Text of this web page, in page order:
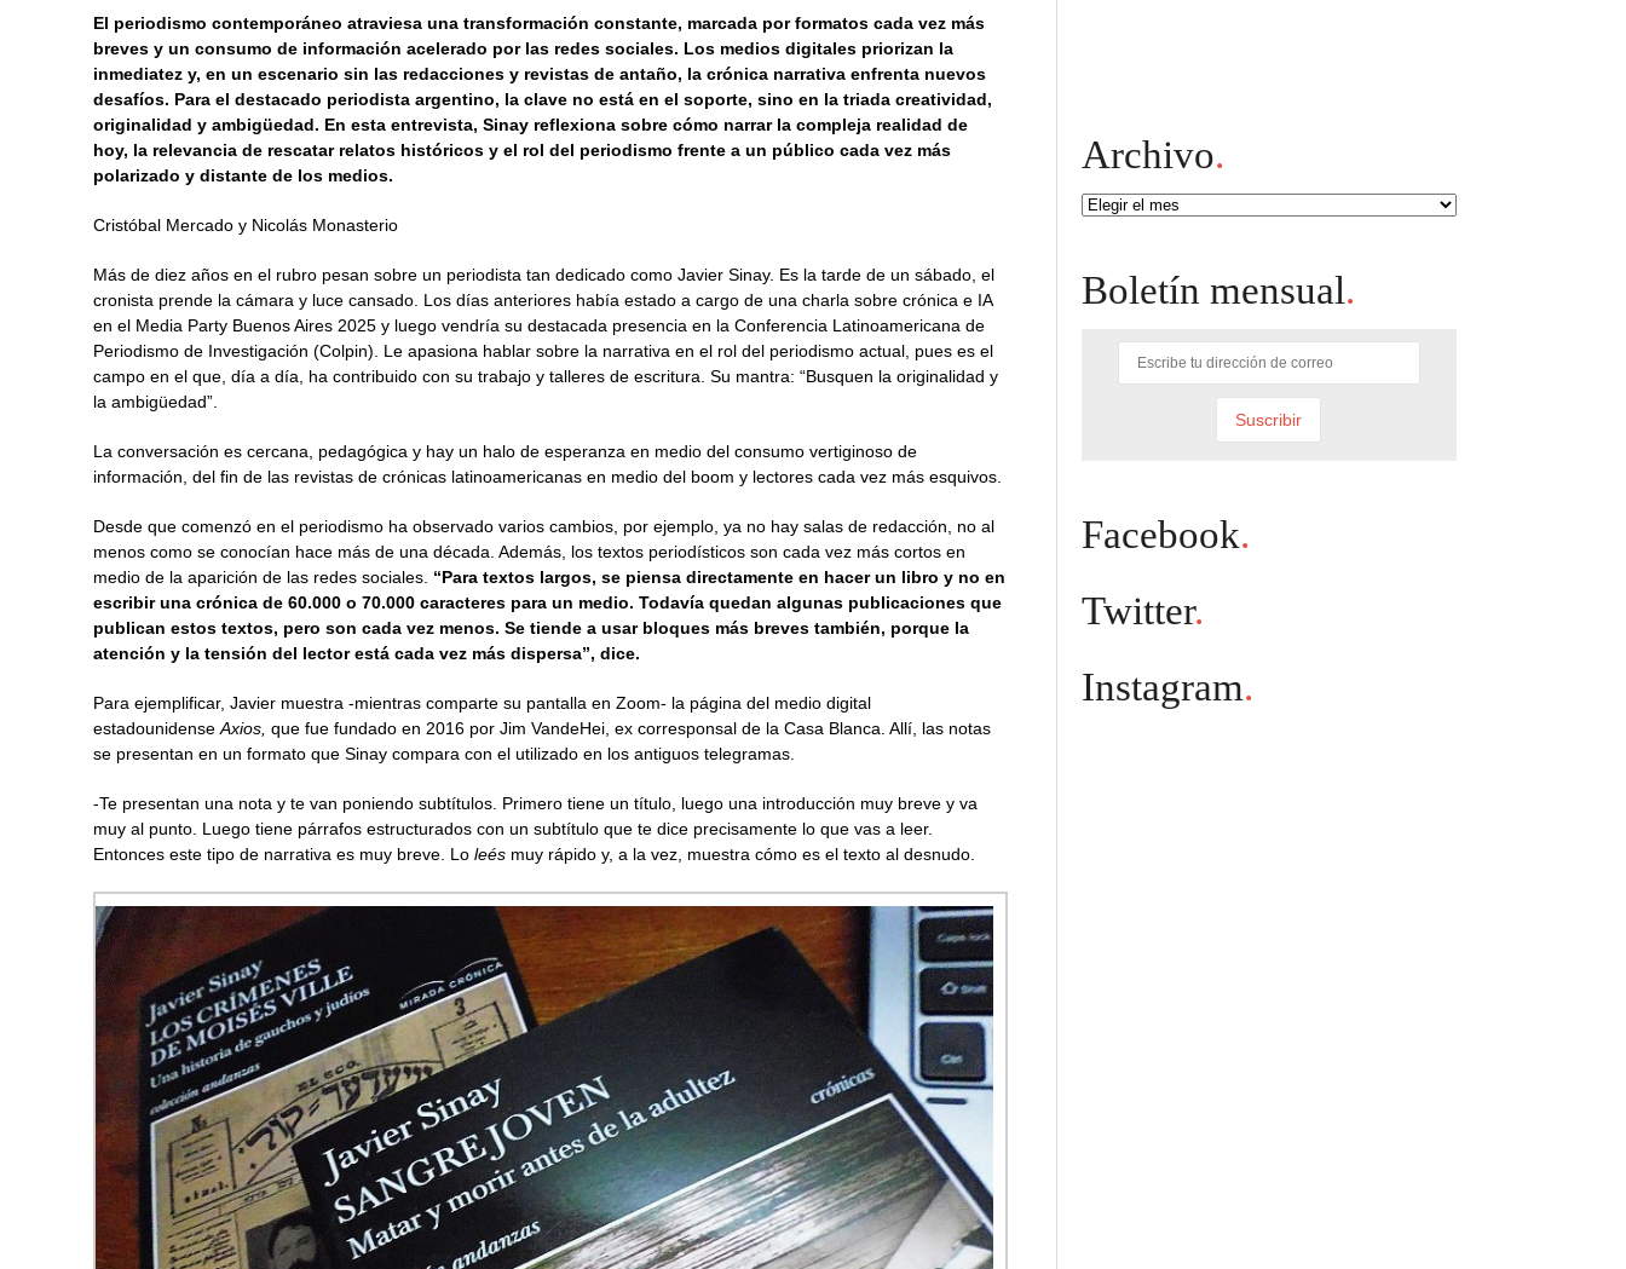
El periodismo contemporáneo atraviesa una transformación constante, marcada por formatos cada vez más
breves y un consumo de información acelerado por las redes sociales. Los medios digitales priorizan la
inmediatez y, en un escenario sin las redacciones y revistas de antaño, la crónica narrativa enfrenta nuevos
desafíos. Para el destacado periodista argentino, la clave no está en el soporte, sino en la triada creatividad,
originalidad y ambigüedad. En esta entrevista, Sinay reflexiona sobre cómo narrar la compleja realidad de
hoy, la relevancia de rescatar relatos históricos y el rol del periodismo frente a un público cada vez más
polarizado y distante de los medios.
Cristóbal Mercado y Nicolás Monasterio
Más de diez años en el rubro pesan sobre un periodista tan dedicado como Javier Sinay. Es la tarde de un sábado, el
cronista prende la cámara y luce cansado. Los días anteriores había estado a cargo de una charla sobre crónica e IA
en el Media Party Buenos Aires 2025 y luego vendría su destacada presencia en la Conferencia Latinoamericana de
Periodismo de Investigación (Colpin). Le apasiona hablar sobre la narrativa en el rol del periodismo actual, pues es el
campo en el que, día a día, ha contribuido con su trabajo y talleres de escritura. Su mantra: “Busquen la originalidad y
la ambigüedad”.
La conversación es cercana, pedagógica y hay un halo de esperanza en medio del consumo vertiginoso de
información, del fin de las revistas de crónicas latinoamericanas en medio del boom y lectores cada vez más esquivos.
Desde que comenzó en el periodismo ha observado varios cambios, por ejemplo, ya no hay salas de redacción, no al
menos como se conocían hace más de una década. Además, los textos periodísticos son cada vez más cortos en
medio de la aparición de las redes sociales. “Para textos largos, se piensa directamente en hacer un libro y no en
escribir una crónica de 60.000 o 70.000 caracteres para un medio. Todavía quedan algunas publicaciones que
publican estos textos, pero son cada vez menos. Se tiende a usar bloques más breves también, porque la
atención y la tensión del lector está cada vez más dispersa”, dice.
Para ejemplificar, Javier muestra -mientras comparte su pantalla en Zoom- la página del medio digital
estadounidenseAxios,que fue fundado en 2016 por Jim VandeHei, ex corresponsal de la Casa Blanca. Allí, las notas
se presentan en un formato que Sinay compara con el utilizado en los antiguos telegramas.
-Te presentan una nota y te van poniendo subtítulos. Primero tiene un título, luego una introducción muy breve y va
muy al punto. Luego tiene párrafos estructurados con un subtítulo que te dice precisamente lo que vas a leer.
Entonces este tipo de narrativa es muy breve. Loleés muy rápido y, a la vez, muestra cómo es el texto al desnudo.
Archivo.
Archivo
Boletín mensual.
Facebook.
Twitter.
Instagram.